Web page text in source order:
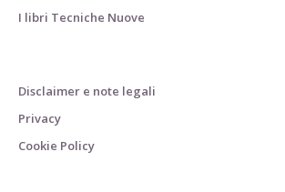
I libri Tecniche Nuove
Disclaimer e note legali
Privacy
Cookie Policy